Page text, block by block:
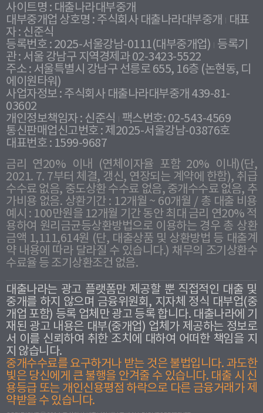
사이트명 : 대출나라대부중개
대부중개업 상호명 : 주식회사 대출나라대부중개
대표
자 : 신준식
등록번호 : 2025-서울강남-0111(대부중개업) 등록기
관 : 서울 강남구 지역경제과 02-3423-5522
주소 : 서울특별시 강남구 선릉로 655, 16층 (논현동, 디
에이원타워)
사업자정보 : 주식회사 대출나라대부중개 439-81-
03602
개인정보책임자 : 신준식
팩스번호: 02-543-4569
통신판매업신고번호 : 제2025-서울강남-03876호
대표번호 : 1599-9687
금리 연20% 이내 (연체이자율 포함 20% 이내)(단,
2021. 7. 7부터 체결, 갱신, 연장되는 계약에 한함), 취급
수수료 없음, 중도상환 수수료 없음, 중개수수료 없음, 추
가비용 없음. 상환기간 : 12개월 ~ 60개월 / 총 대출 비용
예시 : 100만원을 12개월 기간 동안 최대 금리 연20% 적
용하여 원리금균등상환방법으로 이용하는 경우 총 상환
금액 1,111,614원 (단, 대출상품 및 상환방법 등 대출계
약 내용에 따라 달라질 수 있습니다.) 채무의 조기상환수
수료율 등 조기상환조건 없음.
대출나라는 광고 플랫폼만 제공할 뿐 직접적인 대출 및
중개를 하지 않으며 금융위원회, 지자체 정식 대부업(중
개업 포함) 등록 업체만 광고 등록 합니다. 대출나라에 기
재된 광고 내용은 대부(중개업) 업체가 제공하는 정보로
서 이를 신뢰하여 취한 조치에 대하여 어떠한 책임을 지
지 않습니다.
중개수수료를 요구하거나 받는 것은 불법입니다. 과도한
빛은 당신에게 큰 불행을 안겨줄 수 있습니다. 대출 시 신
용등급 또는 개인신용평점 하락으로 다른 금융거래가 제
약받을 수 있습니다.